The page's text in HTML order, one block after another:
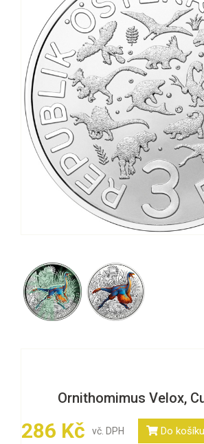
Ornithomimus Velox,
286 Kč vč. DPH Do košíku